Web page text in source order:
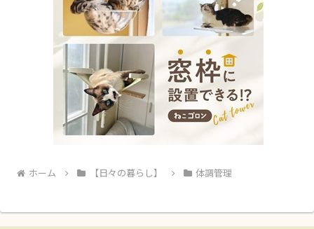
ホーム 【日々の暮らし】 体調管理